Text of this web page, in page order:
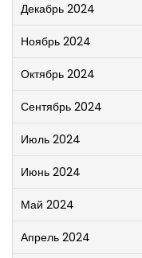
Декабрь 2024
Ноябрь 2024
Октябрь 2024
Сентябрь 2024
Июль 2024
Июнь 2024
Май 2024
Апрель 2024